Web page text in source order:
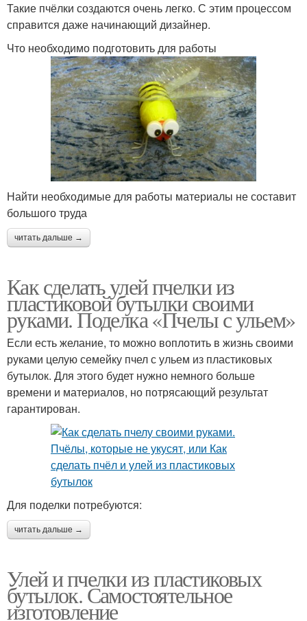
Такие пчёлки создаются очень легко. С этим процессом
справится даже начинающий дизайнер.
Что необходимо подготовить для работы
Найти необходимые для работы материалы не составит
большого труда
читать дальше →
Как сделать улей пчелки из
пластиковой бутылки своими
руками. Поделка «Пчелы с ульем»
Если есть желание, то можно воплотить в жизнь своими
руками целую семейку пчел с ульем из пластиковых
бутылок. Для этого будет нужно немного больше
времени и материалов, но потрясающий результат
гарантирован.
Для поделки потребуются:
читать дальше →
Улей и пчелки из пластиковых
бутылок. Самостоятельное
изготовление